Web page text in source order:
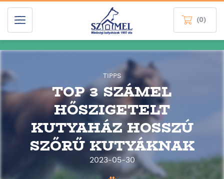
(0)
TIPPS
TOP 3 SZÁMEL
HŐSZIGETELT
KUTYAHÁZ HOSSZÚ
SZŐRŰ KUTYÁKNAK
2023-05-30